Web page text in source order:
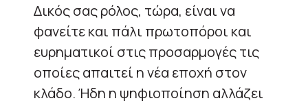
Δικός σας ρόλος, τώρα, είναι να
φανείτε και πάλι πρωτοπόροι και
ευρηματικοί στις προσαρμογές τις
οποίες απαιτεί η νέα εποχή στον
κλάδο. Ήδη η ψηφιοποίηση αλλάζει